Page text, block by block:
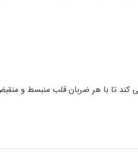
کند تا با هر ضربان قلب منبسط و